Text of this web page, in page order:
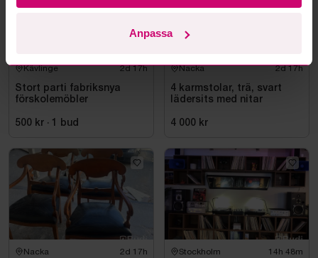
Anpassa
Kävlinge 2d 17h
Stort parti fabriksnya
förskolemöbler
500 kr · 1 bud
Nacka 2d 17h
4 karmstolar, trä, svart
lädersits med nitar
4 000 kr
Nacka 2d 17h Stockholm 14h 48m